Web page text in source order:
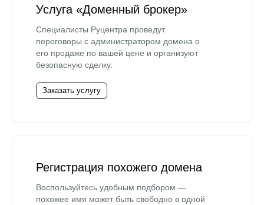
Услуга «Доменный брокер»
Специалисты Руцентра проведут
переговоры с администратором домена о
его продаже по вашей цене и организуют
безопасную сделку.
Заказать услугу
Регистрация похожего домена
Воспользуйтесь удобным подбором —
похожее имя может быть свободно в одной